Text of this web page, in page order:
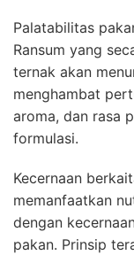
Palatabilitas
Ransum yang
ternak akan
menghambat
aroma, dan rasa
formulasi.
Kecernaan
memanfaatkan
dengan
pakan. Prinsip